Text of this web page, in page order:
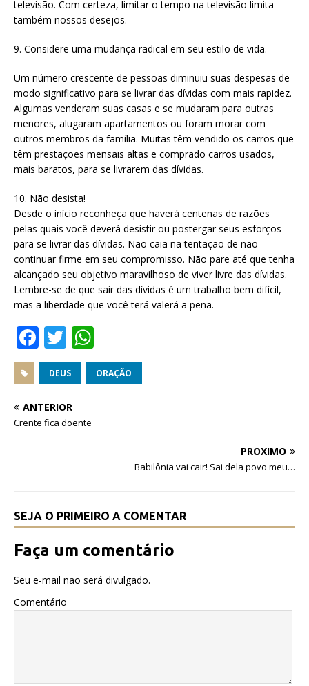
televisão. Com certeza, limitar o tempo na televisão limita
também nossos desejos.
9. Considere uma mudança radical em seu estilo de vida.
Um número crescente de pessoas diminuiu suas despesas de
modo significativo para se livrar das dívidas com mais rapidez.
Algumas venderam suas casas e se mudaram para outras
menores, alugaram apartamentos ou foram morar com
outros membros da família. Muitas têm vendido os carros que
têm prestações mensais altas e comprado carros usados,
mais baratos, para se livrarem das dívidas.
10. Não desista!
Desde o início reconheça que haverá centenas de razões
pelas quais você deverá desistir ou postergar seus esforços
para se livrar das dívidas. Não caia na tentação de não
continuar firme em seu compromisso. Não pare até que tenha
alcançado seu objetivo maravilhoso de viver livre das dívidas.
Lembre-se de que sair das dívidas é um trabalho bem difícil,
mas a liberdade que você terá valerá a pena.
F
a
c
e
b
T
w
it
te
r
h
at
DEUS ORAÇÃO
ANTERIOR
Crente fica doente
PRÓXIMO
Babilônia vai cair! Sai dela povo meu…
SEJA O PRIMEIRO A COMENTAR
Faça um comentário
Seu e-mail não será divulgado.
Comentário